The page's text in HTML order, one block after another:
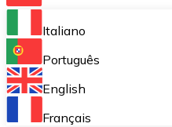
Bitnovo Ramp
Integra nuestra
Bitnovo Giftcards
Italiano
Português
English
Français